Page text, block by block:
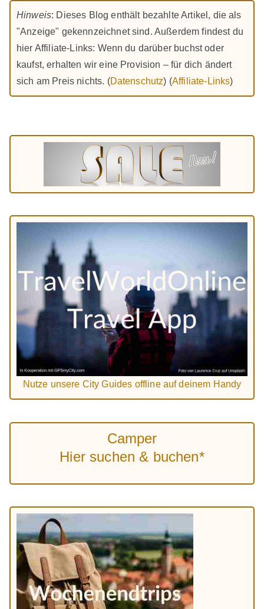
Hinweis: Dieses Blog enthält bezahlte Artikel, die als
"Anzeige" gekennzeichnet sind. Außerdem findest du
hier Affiliate-Links: Wenn du darüber buchst oder
kaufst, erhalten wir eine Provision – für dich ändert
sich am Preis nichts. (Datenschutz) (Affiliate-Links)
Nutze unsere City Guides offline auf deinem Handy
Camper
Hier suchen & buchen*